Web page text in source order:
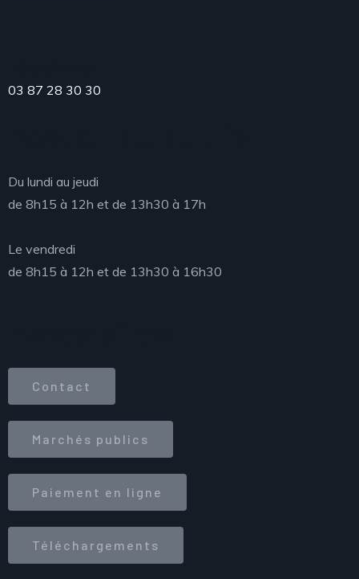
03 87 28 30 30
Du lundi au jeudi
de 8h15 à 12h et de 13h30 à 17h
Le vendredi
de 8h15 à 12h et de 13h30 à 16h30
Contact
Marchés publics
Paiement en ligne
Téléchargements